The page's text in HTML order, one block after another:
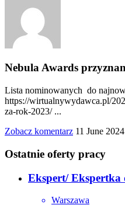
Nebula Awards
Lista nominowanych do
https://wirtualnywydawca.pl/
za-rok-2023/ ...
Zobacz komentarz 11 June 2024
Ostatnie oferty pracy
Ekspert/ Ekspertka
Warszawa